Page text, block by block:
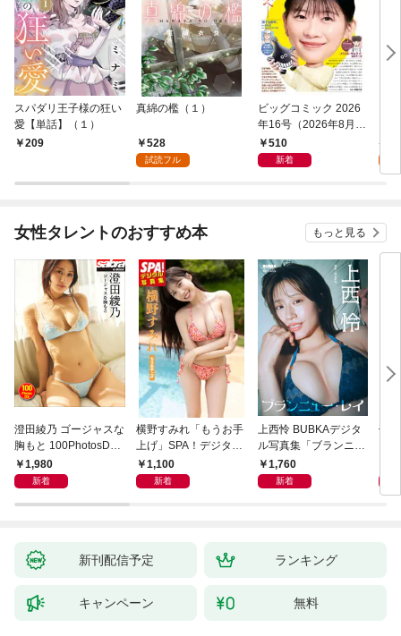
スパダリ王子様の狂い
愛【単話】（１）
209
真綿の檻（１）
528
試読フル
ビッグコミック 2026
年16号（2026年8月7
日発売）
510
新着
女性タレントのおすすめ本 もっと見る
澄田綾乃 ゴージャスな
胸もと 100PhotosDX
[sabra net e-Book]
1,980
新着
横野すみれ「もうお手
上げ」SPA！デジタル
写真集
1,100
新着
上西怜 BUBKAデジタ
ル写真集「ブランニュ
ー・レイ」
1,760
新着
似
写
新刊配信予定 ランキング
キャンペーン 無料